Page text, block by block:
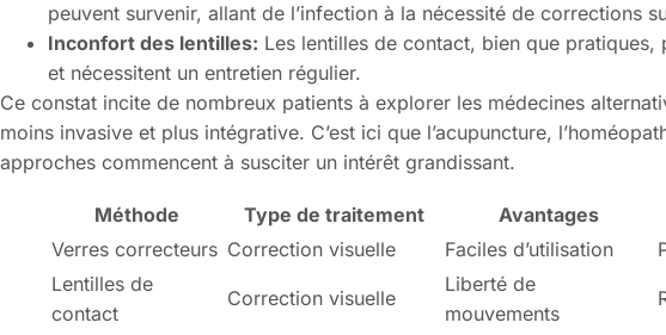
peuvent survenir, allant de l’infection à la nécessité de corrections
Inconfort des lentilles: Les lentilles de contact, bien que pratiques,
et nécessitent un entretien régulier.
Ce constat incite de nombreux patients à explorer les médecines
moins invasive et plus intégrative. C’est ici que l’acupuncture,
approches commencent à susciter un intérêt grandissant.
Méthode Type de traitement Avantages
Verres correcteurs Correction visuelle Faciles d’utilisation
Lentilles de
contact
Correction visuelle
Liberté de
mouvements